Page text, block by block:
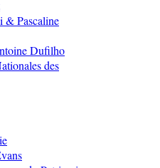
& Pascaline
Dufilho
des